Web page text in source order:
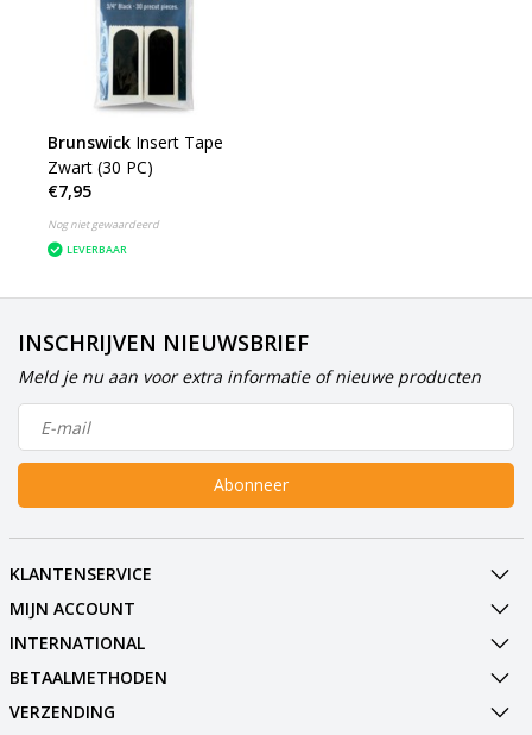
Brunswick Insert Tape
Zwart (30 PC)
€7,95
Nog niet gewaardeerd
LEVERBAAR
INSCHRIJVEN NIEUWSBRIEF
Meld je nu aan voor extra informatie of nieuwe producten
Abonneer
KLANTENSERVICE
MIJN ACCOUNT
INTERNATIONAL
BETAALMETHODEN
VERZENDING